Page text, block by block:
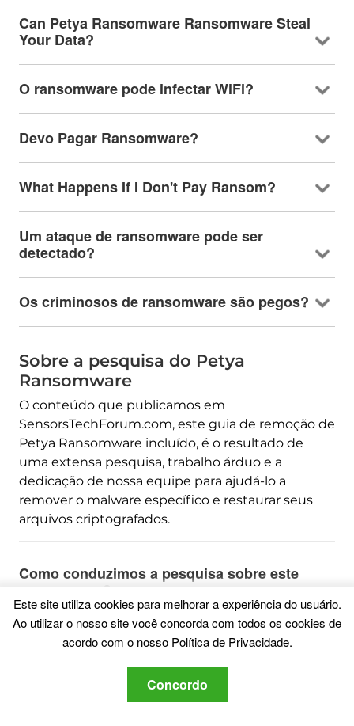
Can Petya Ransomware Ransomware Steal
Your Data?
O ransomware pode infectar WiFi?
Devo Pagar Ransomware?
What Happens If I Don't Pay Ransom?
Um ataque de ransomware pode ser
detectado?
Os criminosos de ransomware são pegos?
Sobre a pesquisa do Petya
Ransomware
O conteúdo que publicamos em
SensorsTechForum.com, este guia de remoção de
Petya Ransomware incluído, é o resultado de
uma extensa pesquisa, trabalho árduo e a
dedicação de nossa equipe para ajudá-lo a
remover o malware específico e restaurar seus
arquivos criptografados.
Como conduzimos a pesquisa sobre este
ransomware?
Nossa pesquisa é baseada em uma investigação
independente. Estamos em contato com
pesquisadores de segurança independentes, e
como tal, recebemos atualizações diárias sobre as
definições de malware e ransomware mais
Este site utiliza cookies para melhorar a experiência do usuário.
Ao utilizar o nosso site você concorda com todos os cookies de
acordo com o nosso Política de Privacidade.
Concordo